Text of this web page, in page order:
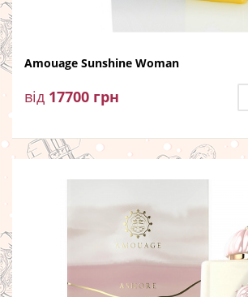
Amouage Sunshine Woman
від 17700 грн